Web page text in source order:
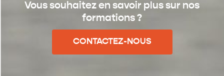
Vous souhaitez en savoir plus sur nos
formations ?
CONTACTEZ-NOUS